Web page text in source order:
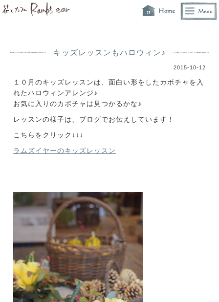
キッズレッスンもハロウィン♪
2015-10-12
１０月のキッズレッスンは、面白い形をしたカボチャを入
れたハロウィンアレンジ♪
お気に入りのカボチャは見つかるかな♪
レッスンの様子は、ブログでお伝えしています！
こちらをクリック↓↓↓
ラムズイヤーのキッズレッスン